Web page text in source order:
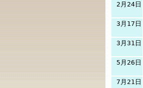
2月24日
3月17日
3月31日
5月26日
7月21日